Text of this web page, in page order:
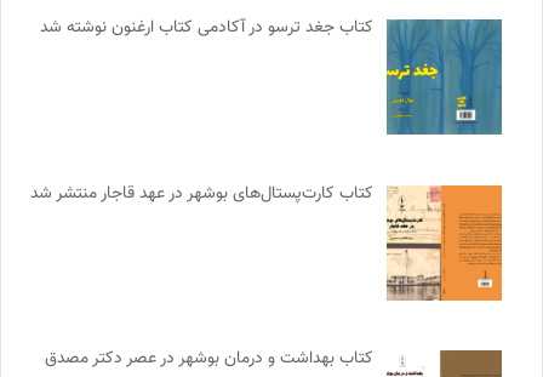
کتاب جغد ترسو در آکادمی کتاب ارغنون نوشته شد
کتاب کارت‌پستال‌های بوشهر در عهد قاجار منتشر شد
کتاب بهداشت و درمان بوشهر در عصر دکتر مصدق